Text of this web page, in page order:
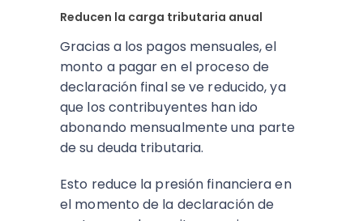
Reducen la carga tributaria anual
Gracias a los pagos mensuales, el
monto a pagar en el proceso de
declaración final se ve reducido, ya
que los contribuyentes han ido
abonando mensualmente una parte
de su deuda tributaria.
Esto reduce la presión financiera en
el momento de la declaración de